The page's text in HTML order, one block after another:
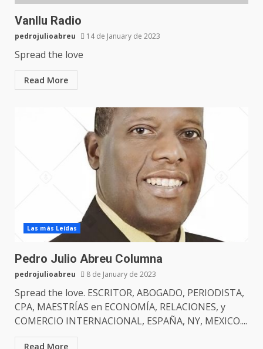
Vanllu Radio
pedrojulioabreu 14 de January de 2023
Spread the love
Read More
Las más Leídas
Pedro Julio Abreu Columna
pedrojulioabreu 8 de January de 2023
Spread the love. ESCRITOR, ABOGADO, PERIODISTA,
CPA, MAESTRÍAS en ECONOMÍA, RELACIONES, y
COMERCIO INTERNACIONAL, ESPAÑA, NY, MEXICO....
Read More